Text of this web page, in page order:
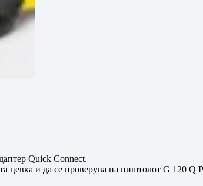
Quick Connect.
цевка и да се проверува на пиштолот G 120 Q